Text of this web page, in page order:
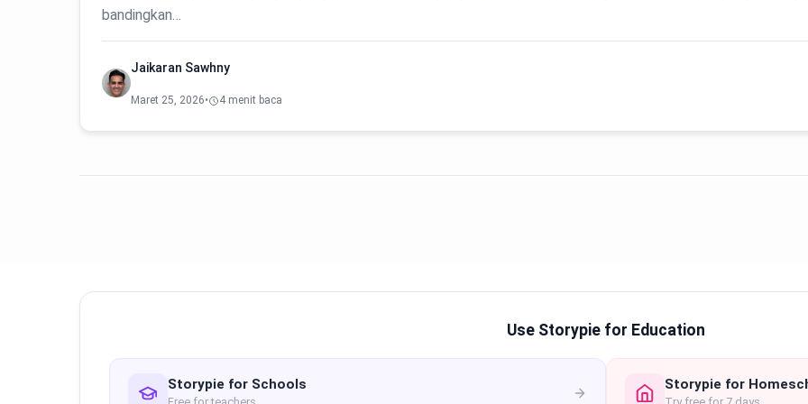
bandingkan…
Jaikaran Sawhny
Maret 25, 2026• 4 menit baca
Use Storypie for Education
Storypie for Schools
Free for teachers
Storypie for
Try free for 7 days